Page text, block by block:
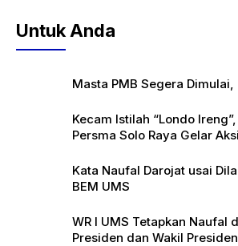
Untuk Anda
Masta PMB Segera
Kecam Istilah “Londo
Persma Solo Raya Gelar
Kata Naufal Darojat usai
BEM UMS
WR I UMS Tetapkan Naufal
Presiden dan Wakil